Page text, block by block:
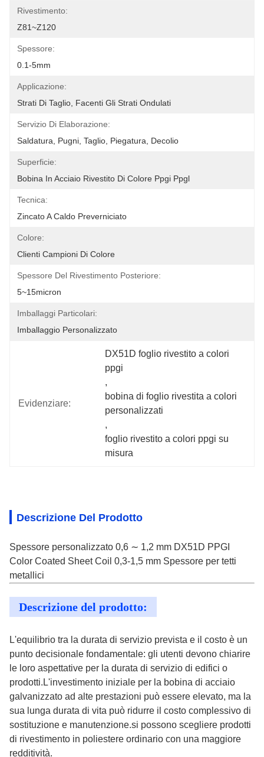
Rivestimento:
Z81~Z120
Spessore:
0.1-5mm
Applicazione:
Strati Di Taglio, Facenti Gli Strati Ondulati
Servizio Di Elaborazione:
Saldatura, Pugni, Taglio, Piegatura, Decolio
Superficie:
Bobina In Acciaio Rivestito Di Colore Ppgi Ppgl
Tecnica:
Zincato A Caldo Preverniciato
Colore:
Clienti Campioni Di Colore
Spessore Del Rivestimento Posteriore:
5~15micron
Imballaggi Particolari:
Imballaggio Personalizzato
Evidenziare:
DX51D foglio rivestito a colori
ppgi
,
bobina di foglio rivestita a colori
personalizzati
,
foglio rivestito a colori ppgi su
misura
Descrizione Del Prodotto
Spessore personalizzato 0,6 ∼ 1,2 mm DX51D PPGI
Color Coated Sheet Coil 0,3-1,5 mm Spessore per tetti
metallici
Descrizione del prodotto:
L'equilibrio tra la durata di servizio prevista e il costo è un
punto decisionale fondamentale: gli utenti devono chiarire
le loro aspettative per la durata di servizio di edifici o
prodotti.L'investimento iniziale per la bobina di acciaio
galvanizzato ad alte prestazioni può essere elevato, ma la
sua lunga durata di vita può ridurre il costo complessivo di
sostituzione e manutenzione.si possono scegliere prodotti
di rivestimento in poliestere ordinario con una maggiore
redditività.